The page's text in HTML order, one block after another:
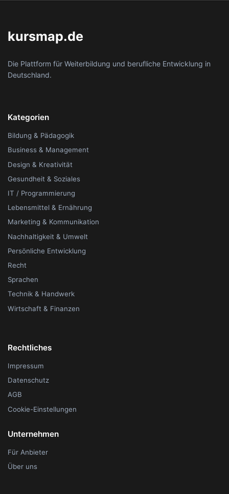
kursmap.de
Die Plattform für Weiterbildung und berufliche Entwicklung in
Deutschland.
Kategorien
Bildung & Pädagogik
Business & Management
Design & Kreativität
Gesundheit & Soziales
IT / Programmierung
Lebensmittel & Ernährung
Marketing & Kommunikation
Nachhaltigkeit & Umwelt
Persönliche Entwicklung
Recht
Sprachen
Technik & Handwerk
Wirtschaft & Finanzen
Rechtliches
Impressum
Datenschutz
AGB
Cookie-Einstellungen
Unternehmen
Für Anbieter
Über uns